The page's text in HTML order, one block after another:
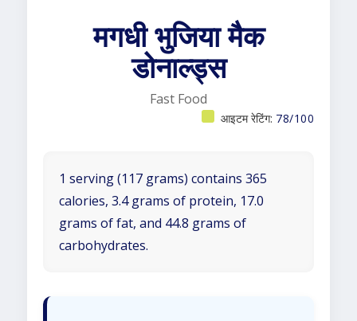
मगधी भुजिया मैक
डोनाल्ड्स
Fast Food
आइटम रेटिंग: 78/100
1 serving (117 grams) contains 365
calories, 3.4 grams of protein, 17.0
grams of fat, and 44.8 grams of
carbohydrates.